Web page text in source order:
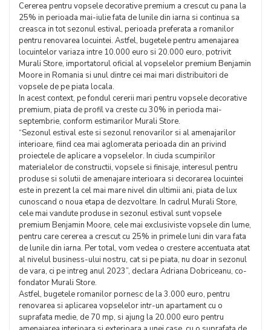
Cererea pentru vopsele decorative premium a crescut cu pana la
25% in perioada mai-iulie fata de lunile din iarna si continua sa
creasca in tot sezonul estival, perioada preferata a romanilor
pentru renovarea locuintei. Astfel, bugetele pentru amenajarea
locuintelor variaza intre 10.000 euro si 20.000 euro, potrivit
Murali Store, importatorul oficial al vopselelor premium Benjamin
Moore in Romania si unul dintre cei mai mari distribuitori de
vopsele de pe piata locala.
In acest context, pe fondul cererii mari pentru vopsele decorative
premium, piata de profil va creste cu 30% in perioda mai-
septembrie, conform estimarilor Murali Store.
“Sezonul estival este si sezonul renovarilor si al amenajarilor
interioare, fiind cea mai aglomerata perioada din an privind
proiectele de aplicare a vopselelor. In ciuda scumpirilor
materialelor de constructii, vopsele si finisaje, interesul pentru
produse si solutii de amenajare interioara si decorarea locuintei
este in prezent la cel mai mare nivel din ultimii ani, piata de lux
cunoscand o noua etapa de dezvoltare. In cadrul Murali Store,
cele mai vandute produse in sezonul estival sunt vopsele
premium Benjamin Moore, cele mai exclusiviste vopsele din lume,
pentru care cererea a crescut cu 25% in primele luni din vara fata
de lunile din iarna. Per total, vom vedea o crestere accentuata atat
al nivelul business-ului nostru, cat si pe piata, nu doar in sezonul
de vara, ci pe intreg anul 2023”, declara Adriana Dobriceanu, co-
fondator Murali Store.
Astfel, bugetele romanilor pornesc de la 3.000 euro, pentru
renovarea si aplicarea vopselelor intr-un apartament cu o
suprafata medie, de 70 mp, si ajung la 20.000 euro pentru